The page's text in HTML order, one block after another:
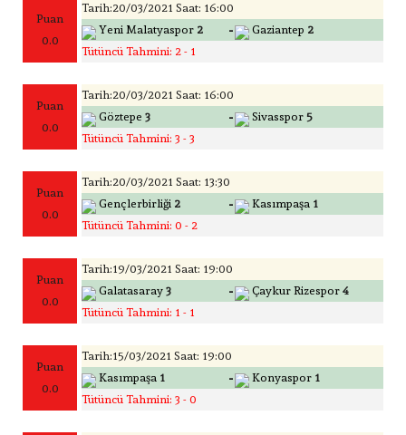
Puan
0.0
Tarih:20/03/2021 Saat: 16:00
Yeni Malatyaspor 2 - Gaziantep 2
Tütüncü Tahmini: 2 - 1
Puan
0.0
Tarih:20/03/2021 Saat: 16:00
Göztepe 3 - Sivasspor 5
Tütüncü Tahmini: 3 - 3
Puan
0.0
Tarih:20/03/2021 Saat: 13:30
Gençlerbirliği 2 - Kasımpaşa 1
Tütüncü Tahmini: 0 - 2
Puan
0.0
Tarih:19/03/2021 Saat: 19:00
Galatasaray 3 - Çaykur Rizespor 4
Tütüncü Tahmini: 1 - 1
Puan
0.0
Tarih:15/03/2021 Saat: 19:00
Kasımpaşa 1 - Konyaspor 1
Tütüncü Tahmini: 3 - 0